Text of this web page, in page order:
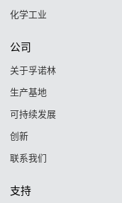
化学工业
公司
关于孚诺林
生产基地
可持续发展
创新
联系我们
支持